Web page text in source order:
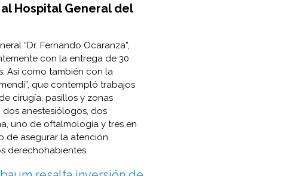
Hospital General del
“Dr. Fernando Ocaranza”,
con la entrega de 30
Así como también con la
que contempló trabajos
cirugía, pasillos y zonas
dos anestesiólogos, dos
uno de oftalmología y tres en
de asegurar la atención
derechohabientes.